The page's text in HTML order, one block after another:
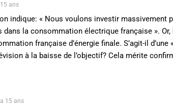
ans
indique: « Nous voulons investir massivement
dans la consommation électrique française ». Or,
française d’énergie finale. S’agit-il
à la baisse de l’objectif? Cela mérite
15 ans